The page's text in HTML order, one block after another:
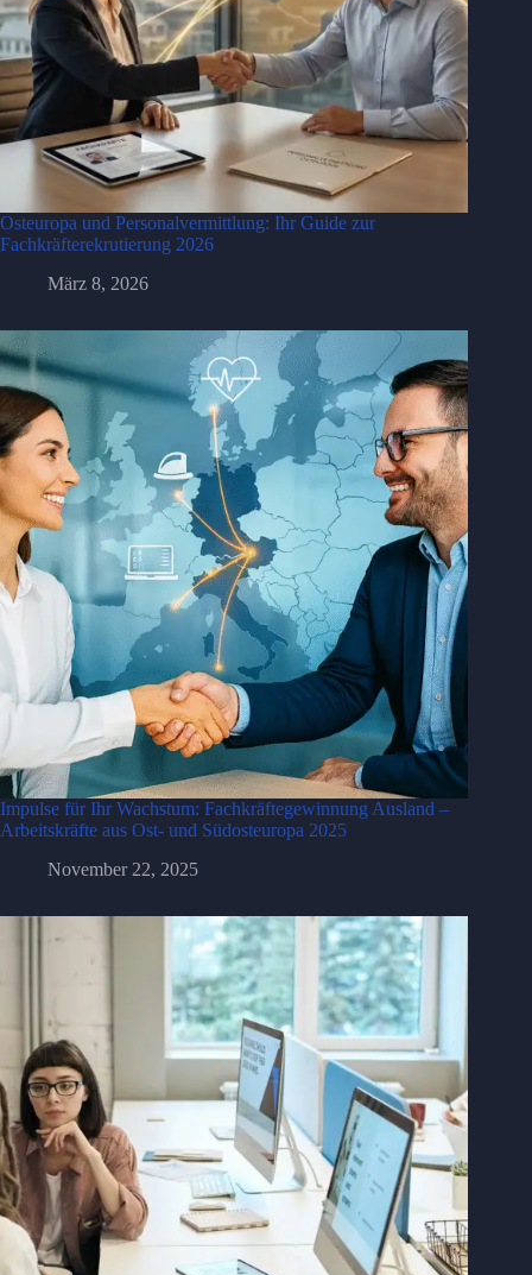
Osteuropa und Personalvermittlung: Ihr Guide zur
Fachkräfterekrutierung 2026
März 8, 2026
Impulse für Ihr Wachstum: Fachkräftegewinnung Ausland –
Arbeitskräfte aus Ost- und Südosteuropa 2025
November 22, 2025